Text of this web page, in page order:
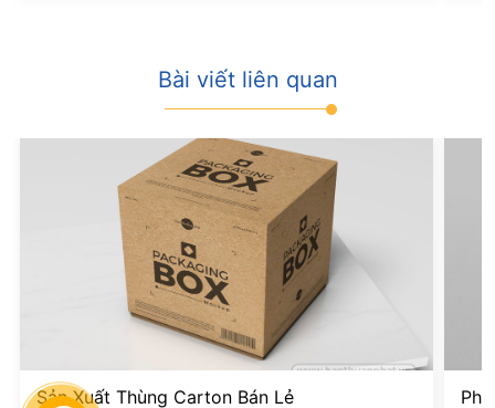
Bài viết liên quan
Sản Xuất Thùng Carton Bán Lẻ